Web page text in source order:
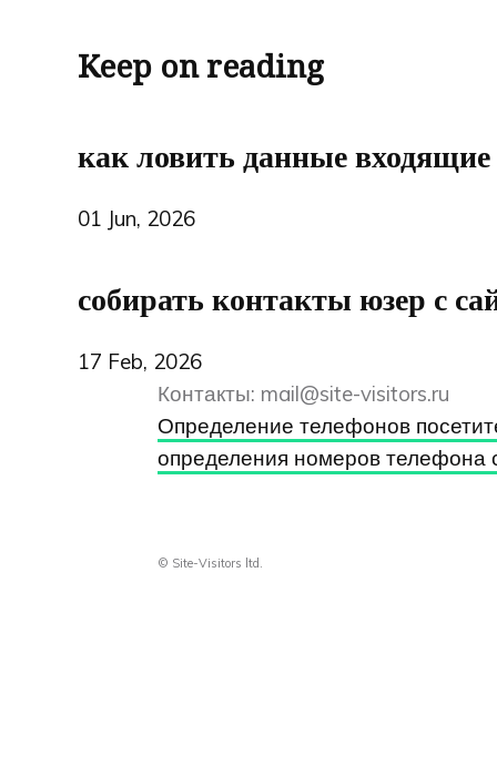
Keep on reading
как ловить данные входящие
01 Jun, 2026
собирать контакты юзер с
17 Feb, 2026
Контакты: mail@site-visitors.ru
Определение телефонов
определения номеров телефона
© Site-Visitors ltd.